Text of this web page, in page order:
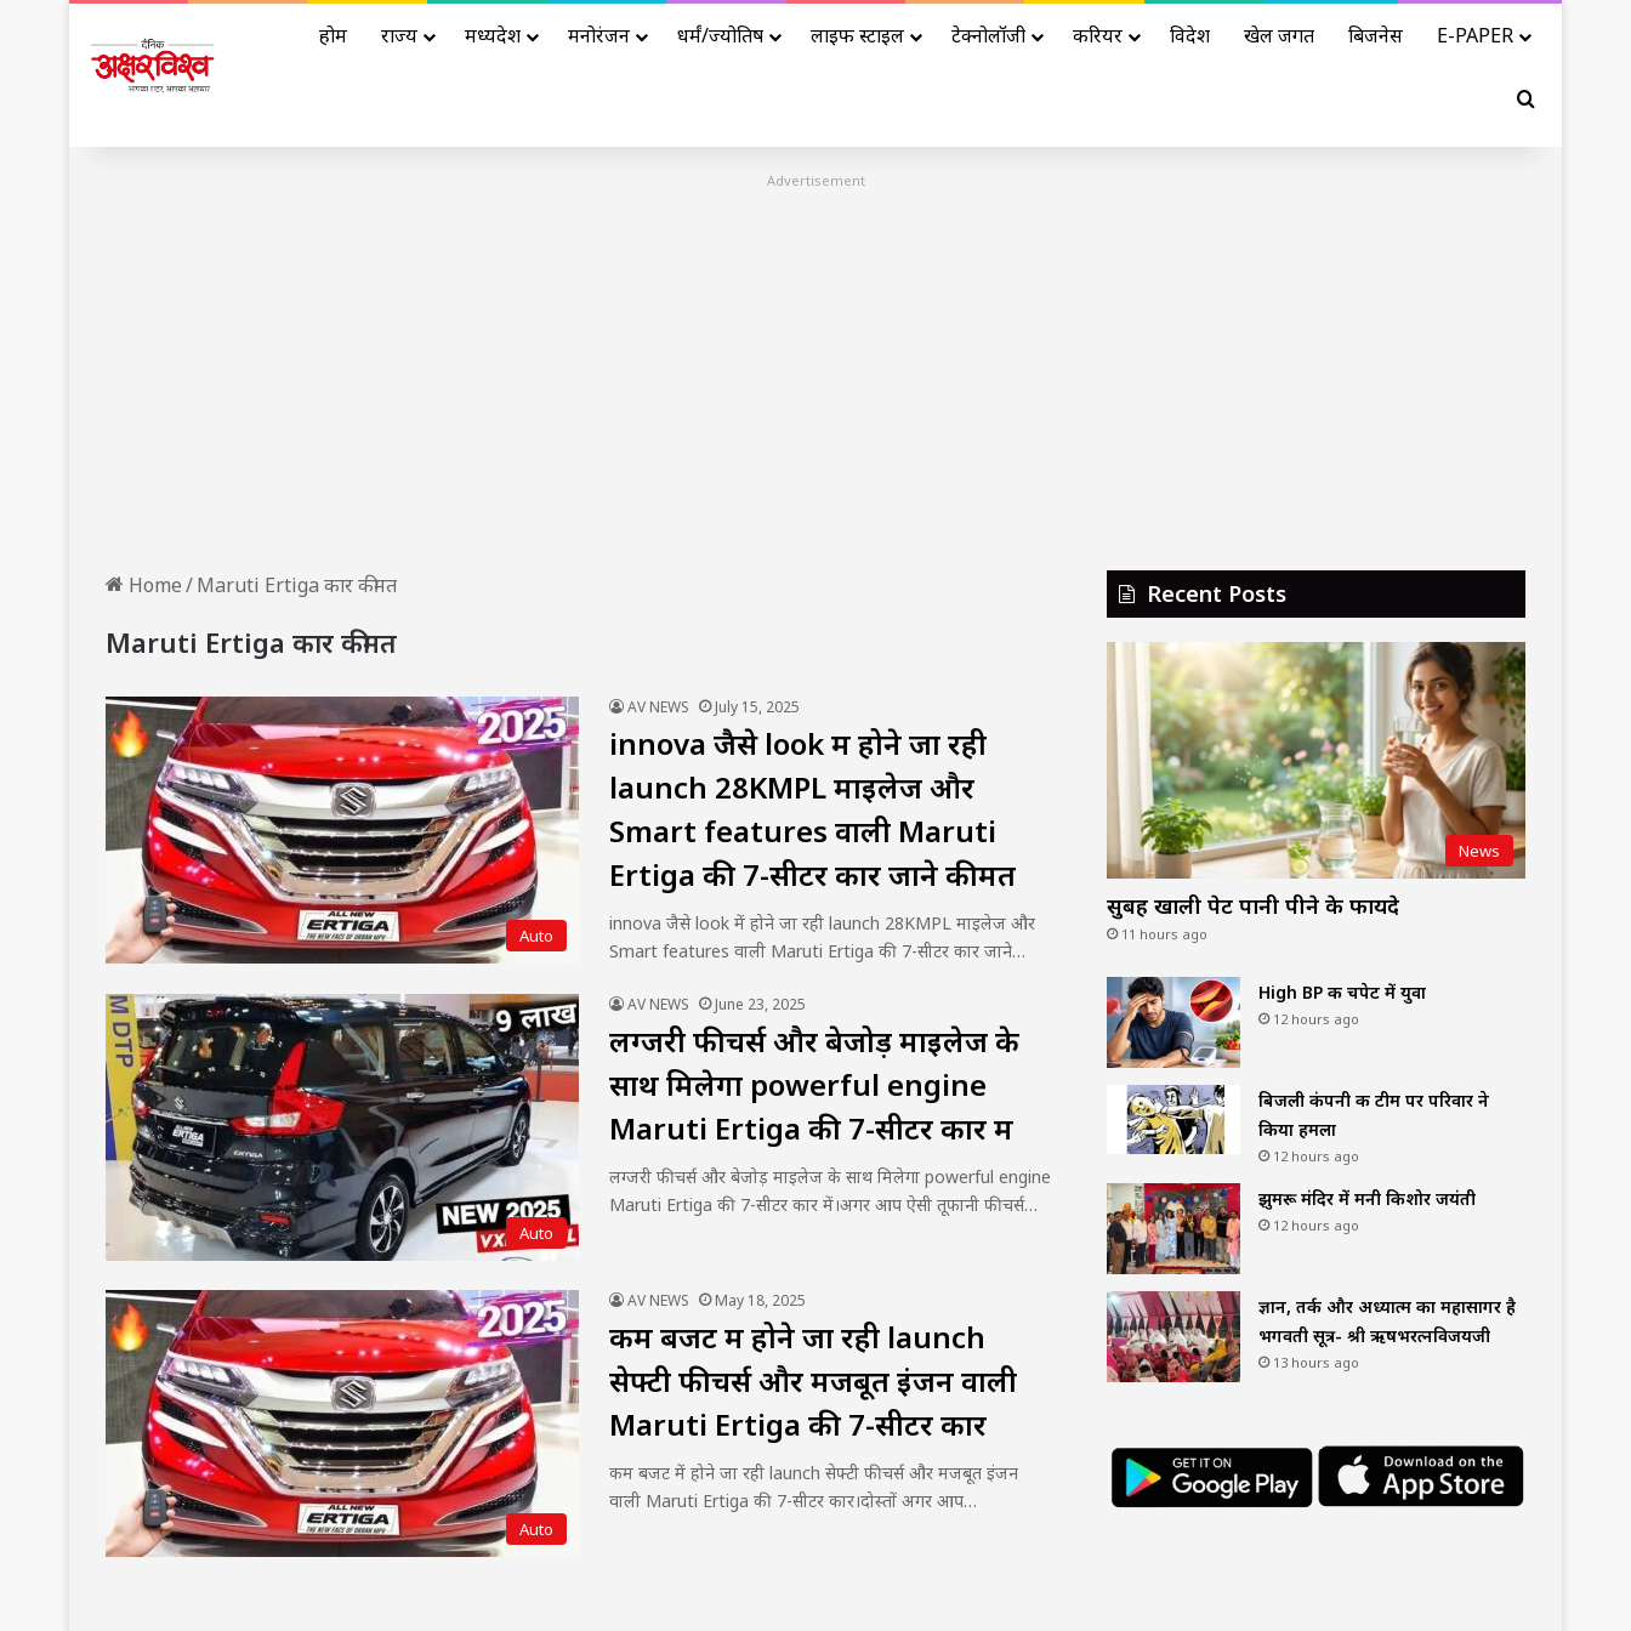
होम राज्य मध्यप्रदेश मनोरंजन धर्मं/ज्योतिष लाइफ स्टाइल टेक्नोलॉजी करियर विदेश खेल जगत बिजनेस E-PAPER
Search for
Advertisement
Home/Maruti Ertiga कार कीमत
Maruti Ertiga कार कीमत
Auto
AV NEWS July 15, 2025
innova जैसे look में होने जा रही
launch 28KMPL माइलेज और
Smart features वाली Maruti
Ertiga की 7-सीटर कार जाने कीमत
innova जैसे look में होने जा रही launch 28KMPL माइलेज और
Smart features वाली Maruti Ertiga की 7-सीटर कार जाने…
Auto
AV NEWS June 23, 2025
लग्जरी फीचर्स और बेजोड़ माइलेज के
साथ मिलेगा powerful engine
Maruti Ertiga की 7-सीटर कार में
लग्जरी फीचर्स और बेजोड़ माइलेज के साथ मिलेगा powerful engine
Maruti Ertiga की 7-सीटर कार में।अगर आप ऐसी तूफानी फीचर्स…
Auto
AV NEWS May 18, 2025
कम बजट में होने जा रही launch
सेफ्टी फीचर्स और मजबूत इंजन वाली
Maruti Ertiga की 7-सीटर कार
कम बजट में होने जा रही launch सेफ्टी फीचर्स और मजबूत इंजन
वाली Maruti Ertiga की 7-सीटर कार।दोस्तों अगर आप…
Recent Posts
News
सुबह खाली पेट पानी पीने के फायदे
11 hours ago
High BP की चपेट में युवा
12 hours ago
बिजली कंपनी की टीम पर परिवार ने
किया हमला
12 hours ago
झुमरू मंदिर में मनी किशोर जयंती
12 hours ago
ज्ञान, तर्क और अध्यात्म का महासागर है
भगवती सूत्र- श्री ऋषभरत्नविजयजी
13 hours ago